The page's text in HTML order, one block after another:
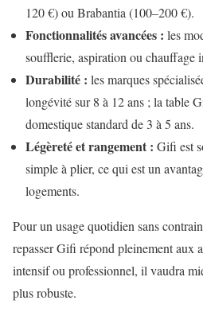
120 €) ou Brabantia (100–200 €).
Fonctionnalités avancées : les
soufflerie, aspiration ou
Durabilité : les marques
longévité sur 8 à 12 ans ; la table
domestique standard de 3 à 5 ans.
Légèreté et rangement : Gifi est
simple à plier, ce qui est un
logements.
Pour un usage quotidien sans
repasser Gifi répond pleinement aux
intensif ou professionnel, il vaudra
plus robuste.